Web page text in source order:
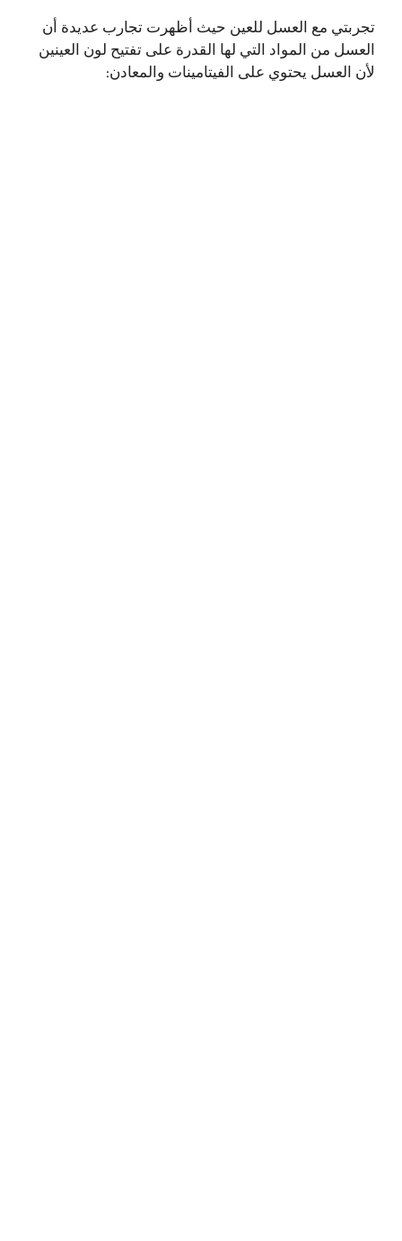
تجربتي مع العسل للعين حيث أظهرت تجارب عديدة أن
العسل من المواد التي لها القدرة على تفتيح لون العينين
لأن العسل يحتوي على الفيتامينات والمعادن: